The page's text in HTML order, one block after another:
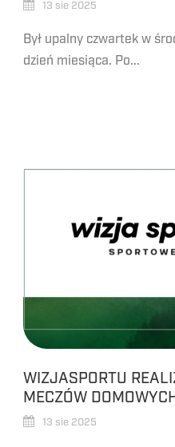
13 sie 2025
Był upalny czwartek w
dzień miesiąca. Po...
WIZJASPORTU
MECZÓW
13 sie 2025